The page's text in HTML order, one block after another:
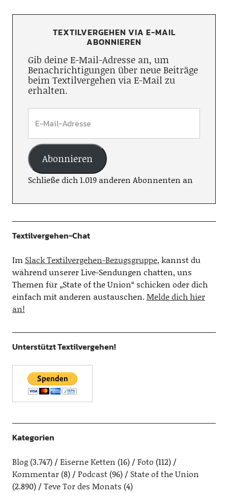
TEXTILVERGEHEN VIA E-MAIL
ABONNIEREN
Gib deine E-Mail-Adresse an, um
Benachrichtigungen über neue Beiträge
beim Textilvergehen via E-Mail zu
erhalten.
Abonnieren
Schließe dich 1.019 anderen Abonnenten an
Textilvergehen-Chat
Im Slack Textilvergehen-Bezugsgruppe, kannst du
während unserer Live-Sendungen chatten, uns
Themen für „State of the Union“ schicken oder dich
einfach mit anderen austauschen.Melde dich hier
an!
Unterstützt Textilvergehen!
Kategorien
Blog(3.747) Eiserne Ketten (16) Foto (112)
Kommentar(8) Podcast(96)
State of the Union
(2.890)
Teve Tor des Monats (4)